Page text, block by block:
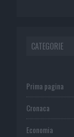
CATEGORIE
Prima pagina
Cronaca
Economia